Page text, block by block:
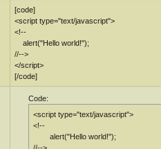
[code]
<script type="text/javascript">
<!--
alert("Hello world!");
//-->
</script>
[/code]
Code:
<script type="text/javascript">
<!--